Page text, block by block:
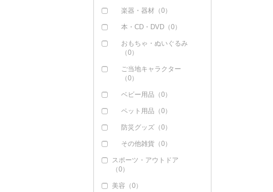
楽器・器材（0）
本・CD・DVD（0）
おもちゃ・ぬいぐるみ
（0）
ご当地キャラクター
（0）
ベビー用品（0）
ペット用品（0）
防災グッズ（0）
その他雑貨（0）
スポーツ・アウトドア
（0）
美容（0）